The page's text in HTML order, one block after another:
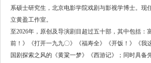
系硕士研究生，北京电影学院戏剧与影视学博士。现
立黄盈工作室。
至2026年，原创及导演剧目超过五十部，其中包括
前！》《打开一九九〇》《福寿全》《开饭！》《
国剧探索之风的《黄粱一梦》《西游记》；同时具